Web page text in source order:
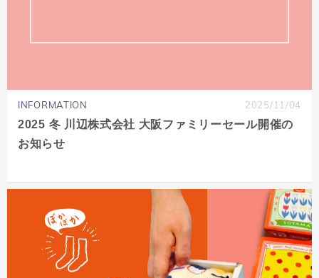
INFORMATION 2025/11/04
2025 冬 川辺株式会社 大阪ファミリーセール開催の
お知らせ